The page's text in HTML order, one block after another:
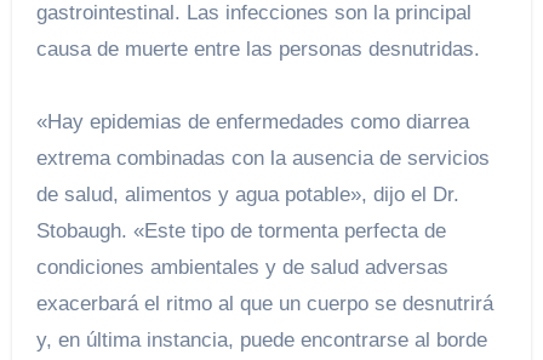
gastrointestinal. Las infecciones son la principal
causa de muerte entre las personas desnutridas.
«Hay epidemias de enfermedades como diarrea
extrema combinadas con la ausencia de servicios
de salud, alimentos y agua potable», dijo el Dr.
Stobaugh. «Este tipo de tormenta perfecta de
condiciones ambientales y de salud adversas
exacerbará el ritmo al que un cuerpo se desnutrirá
y, en última instancia, puede encontrarse al borde